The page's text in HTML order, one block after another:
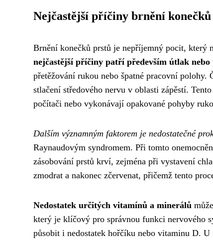
Nejčastější příčiny brnění
Brnění konečků prstů je nepříjemný pocit, který
nejčastější příčiny patří především útlak nebo
přetěžování rukou nebo špatné pracovní
stlačení středového nervu v oblasti zápěstí.
počítači nebo vykonávají opakované pohyby
Dalším významným faktorem je nedostatečné
Raynaudovým syndromem. Při tomto
zásobování prstů krví, zejména při vystavení
zmodrat a nakonec zčervenat, přičemž tento
Nedostatek určitých vitamínů a minerálů
který je klíčový pro správnou funkci nervového
působit i nedostatek hořčíku nebo vitaminu D.